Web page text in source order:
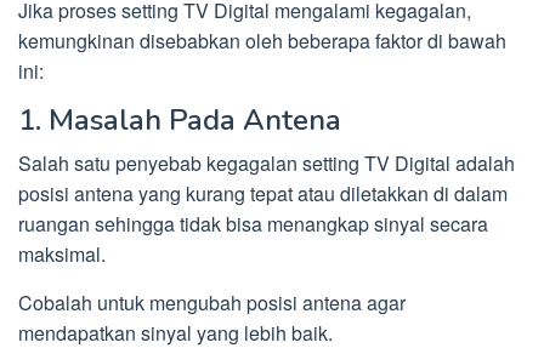
Jika proses setting TV Digital mengalami kegagalan,
kemungkinan disebabkan oleh beberapa faktor di bawah
ini:
1. Masalah Pada Antena
Salah satu penyebab kegagalan setting TV Digital adalah
posisi antena yang kurang tepat atau diletakkan di dalam
ruangan sehingga tidak bisa menangkap sinyal secara
maksimal.
Cobalah untuk mengubah posisi antena agar
mendapatkan sinyal yang lebih baik.